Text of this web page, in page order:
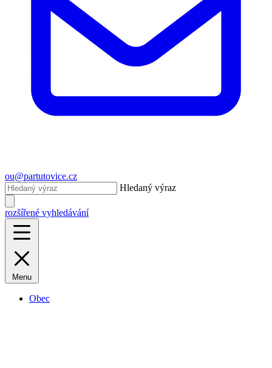
ou@partutovice.cz
Hledaný výraz
rozšířené vyhledávání
Menu
Obec